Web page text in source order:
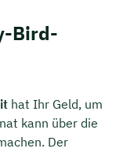
Bird-
hat Ihr Geld, um
kann über die
Der